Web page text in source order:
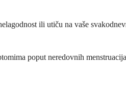
ili utiču na vaše
poput neredovnih